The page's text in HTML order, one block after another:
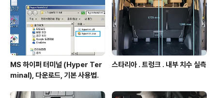
ge" 개발자 매뉴얼 -> https://www.yesstock.com/Y
esTrade..
MS 하이퍼 터미널 (Hyper Ter
minal), 다운로드, 기본 사용법.
스타리아 . 트렁크 . 내부 치수 실측